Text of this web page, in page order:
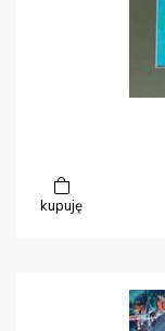
kupuję